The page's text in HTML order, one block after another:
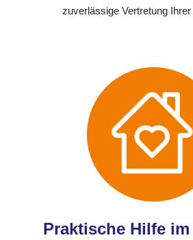
zuverlässige Vertretung
Praktische Hilfe